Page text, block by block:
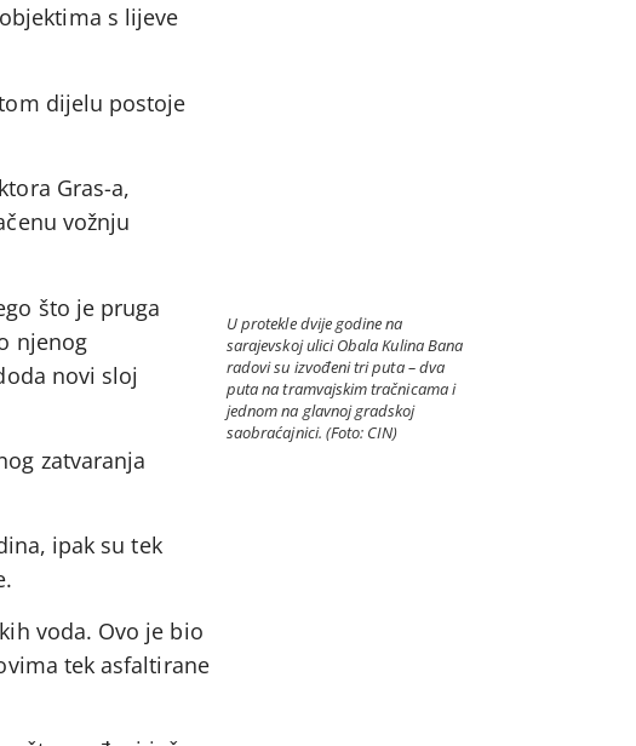
s lijeve
dijelu postoje
Gras-a,
vožnju
U protekle dvije godine na
sarajevskoj ulici Obala Kulina Bana
radovi su izvođeni tri puta – dva
puta na tramvajskim tračnicama i
jednom na glavnoj gradskoj
saobraćajnici. (Foto: CIN)
što je pruga
njenog
novi sloj
zatvaranja
ipak su tek
voda. Ovo je bio
tek asfaltirane